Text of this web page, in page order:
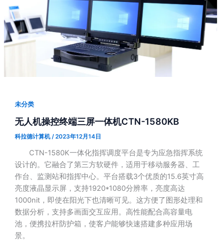
未分类
无人机操控终端三屏一体机CTN-1580KB
科拉德计算机/2023年12月14日
CTN-1580K一体化指挥调度平台是专为应急指挥系统
设计的。它融合了第三方软硬件，适用于移动服务器、工
作台、监测站和指挥中心。平台搭载3个优质的15.6英寸高
亮度液晶显示屏，支持1920*1080分辨率，亮度高达
1000nit，即使在阳光下也清晰可见。这方便了图形处理和
数据分析，支持多画面交互应用。高性能配合高容量电
池，便携拉杆防护箱，使客户能够快速搭建多种应用场
景。